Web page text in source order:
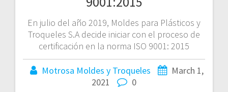
En julio del año 2019, Moldes para Plásticos y
Troqueles S.A decide iniciar con el proceso de
certificación en la norma ISO 9001: 2015
Motrosa Moldes y Troqueles
March 1,
2021
0